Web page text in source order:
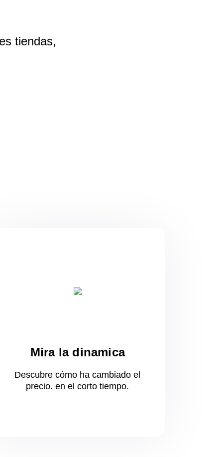
tiendas,
Mira la dinamica
Descubre cómo ha cambiado el
precio.en el corto tiempo.